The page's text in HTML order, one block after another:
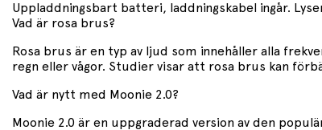
Uppladdningsbart batteri, laddningskabel ingår.
Vad är rosa brus?
Rosa brus är en typ av ljud som innehåller alla
regn eller vågor. Studier visar att rosa brus kan
Vad är nytt med Moonie 2.0?
Moonie 2.0 är en uppgraderad version av den